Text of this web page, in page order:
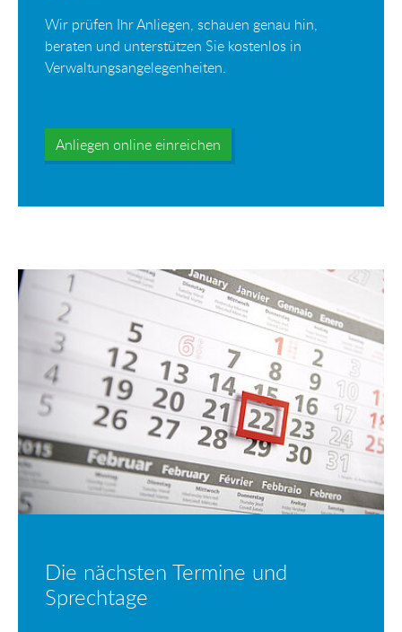
Wir prüfen Ihr Anliegen, schauen genau hin,
beraten und unterstützen Sie kostenlos in
Verwaltungsangelegenheiten.
Anliegen online einreichen
Die nächsten Termine und
Sprechtage